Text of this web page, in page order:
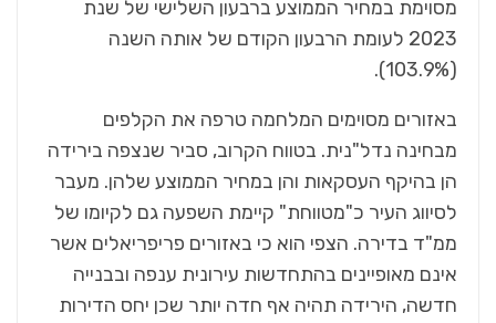
מסוימת במחיר הממוצע ברבעון השלישי של שנת
2023 לעומת הרבעון הקודם של אותה השנה
(103.9%).
באזורים מסוימים המלחמה טרפה את הקלפים
מבחינה נדל"נית. בטווח הקרוב, סביר שנצפה בירידה
הן בהיקף העסקאות והן במחיר הממוצע שלהן. מעבר
לסיווג העיר כ"מטווחת" קיימת השפעה גם לקיומו של
ממ"ד בדירה. הצפי הוא כי באזורים פריפריאלים אשר
אינם מאופיינים בהתחדשות עירונית ענפה ובבנייה
חדשה, הירידה תהיה אף חדה יותר שכן יחס הדירות